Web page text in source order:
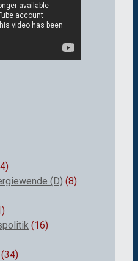
(D) (8)
(16)
(34)